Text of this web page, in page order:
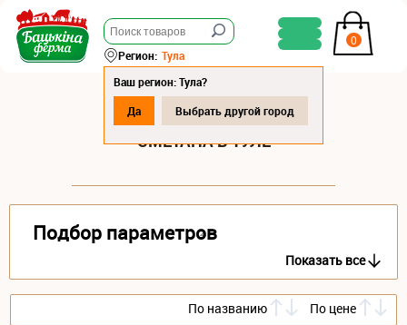
0
Регион: Тула
Ваш регион: Тула?
Да
Выбрать другой город
СМЕТАНА В ТУЛЕ
Подбор параметров
Показать все
По названию По цене